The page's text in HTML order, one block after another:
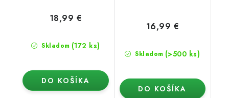
Skladom (172 ks)
18,99 €
DO KOŠÍKA
Skladom (>500 ks)
16,99 €
DO KOŠÍKA